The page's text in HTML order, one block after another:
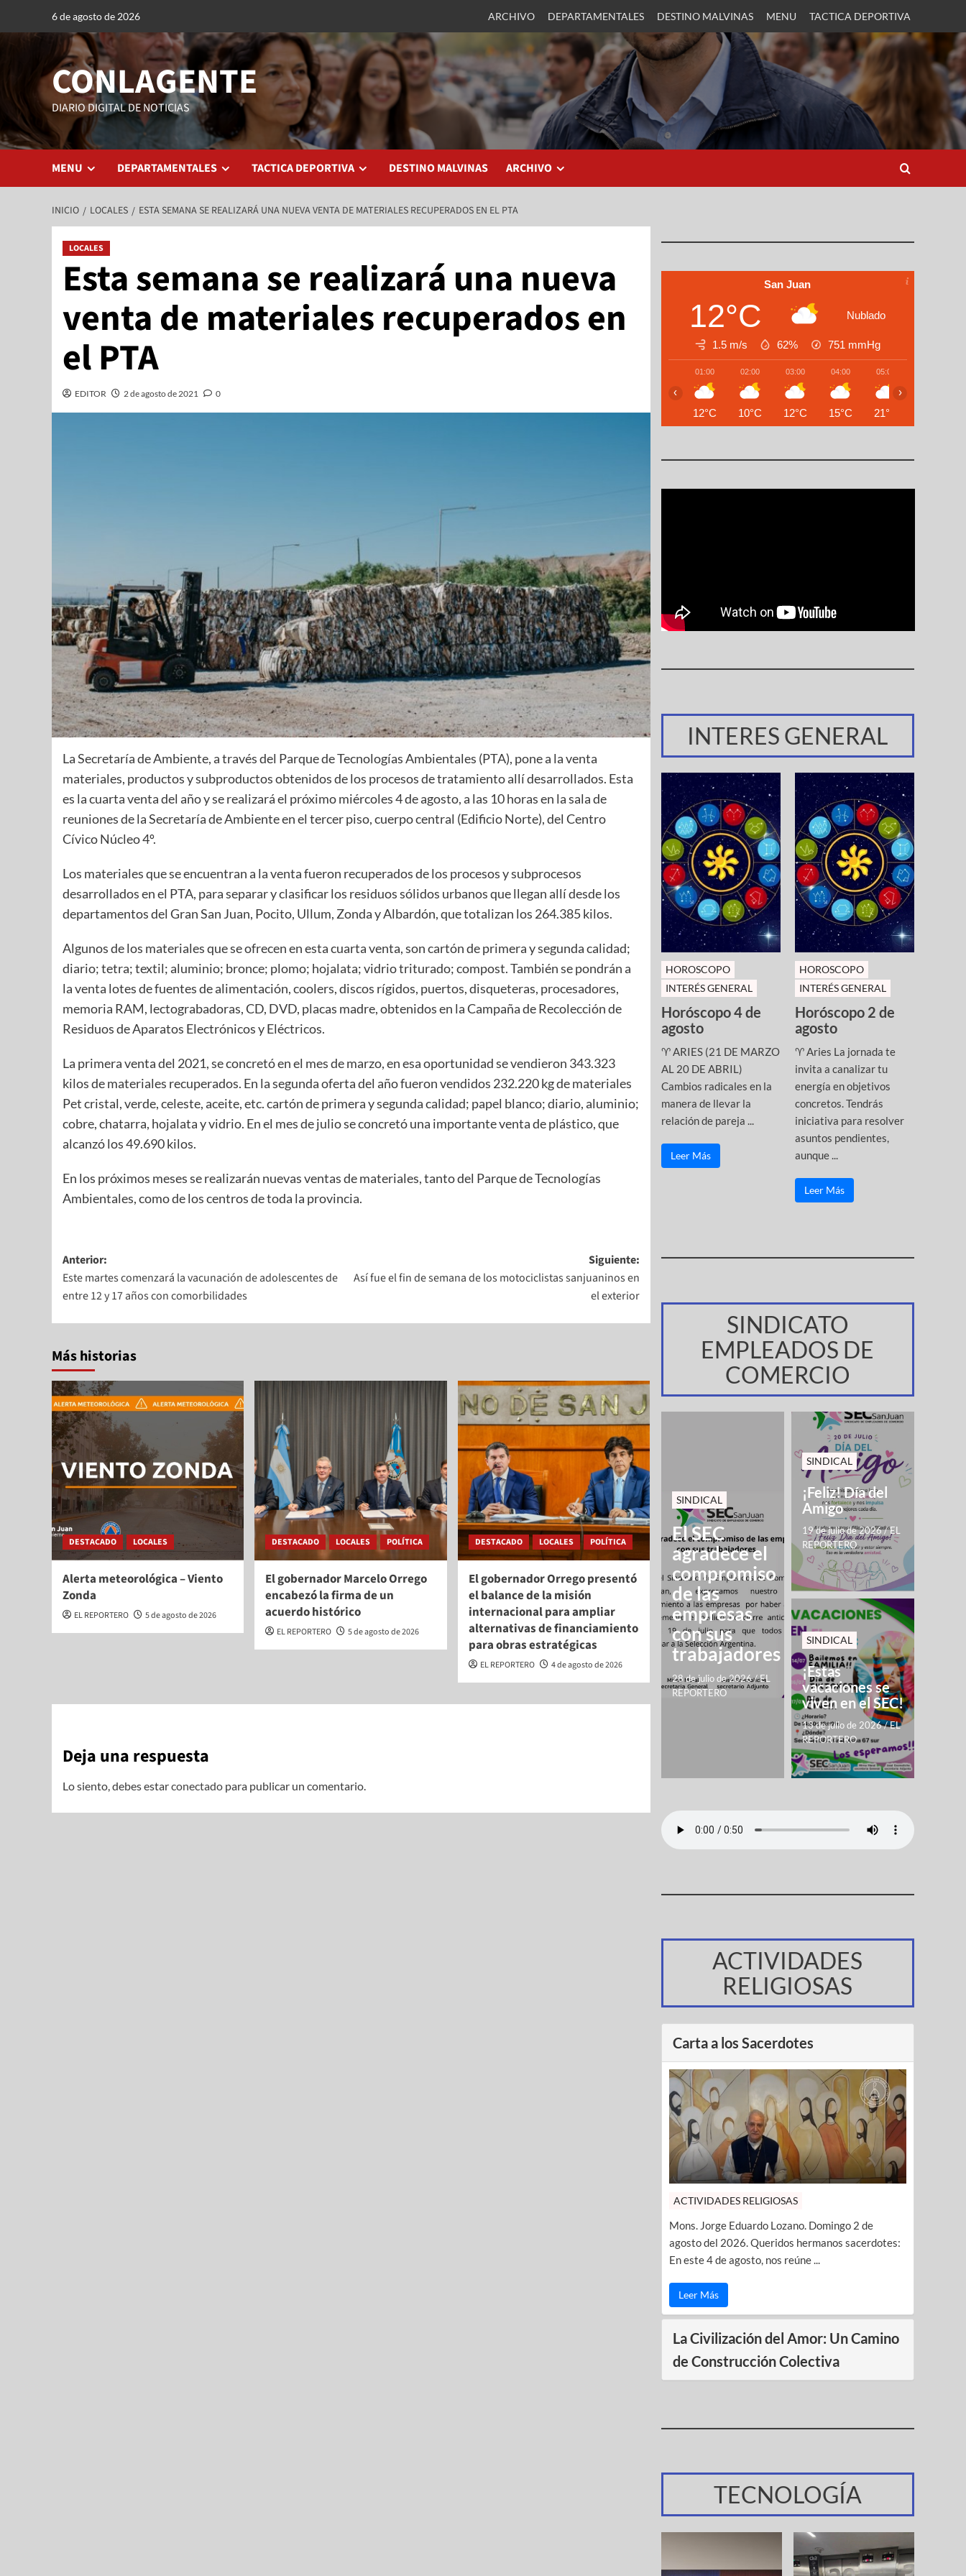
6 de agosto de 2026 ARCHIVO DEPARTAMENTALES DESTINO MALVINAS MENU TACTICA DEPORTIVA
CONLAGENTE
DIARIO DIGITAL DE NOTICIAS
MENU DEPARTAMENTALES TACTICA DEPORTIVA DESTINO MALVINAS ARCHIVO
INICIO LOCALES ESTA SEMANA SE REALIZARÁ UNA NUEVA VENTA DE MATERIALES RECUPERADOS EN EL PTA
LOCALES
Esta semana se realizará una nueva
venta de materiales recuperados en
el PTA
EDITOR 2 de agosto de 2021 0
La Secretaría de Ambiente, a través del Parque de Tecnologías Ambientales (PTA), pone a la venta
materiales, productos y subproductos obtenidos de los procesos de tratamiento allí desarrollados. Esta
es la cuarta venta del año y se realizará el próximo miércoles 4 de agosto, a las 10 horas en la sala de
reuniones de la Secretaría de Ambiente en el tercer piso, cuerpo central (Edificio Norte), del Centro
Cívico Núcleo 4º.
Los materiales que se encuentran a la venta fueron recuperados de los procesos y subprocesos
desarrollados en el PTA, para separar y clasificar los residuos sólidos urbanos que llegan allí desde los
departamentos del Gran San Juan, Pocito, Ullum, Zonda y Albardón, que totalizan los 264.385 kilos.
Algunos de los materiales que se ofrecen en esta cuarta venta, son cartón de primera y segunda calidad;
diario; tetra; textil; aluminio; bronce; plomo; hojalata; vidrio triturado; compost. También se pondrán a
la venta lotes de fuentes de alimentación, coolers, discos rígidos, puertos, disqueteras, procesadores,
memoria RAM, lectograbadoras, CD, DVD, placas madre, obtenidos en la Campaña de Recolección de
Residuos de Aparatos Electrónicos y Eléctricos.
La primera venta del 2021, se concretó en el mes de marzo, en esa oportunidad se vendieron 343.323
kilos de materiales recuperados. En la segunda oferta del año fueron vendidos 232.220 kg de materiales
Pet cristal, verde, celeste, aceite, etc. cartón de primera y segunda calidad; papel blanco; diario, aluminio;
cobre, chatarra, hojalata y vidrio. En el mes de julio se concretó una importante venta de plástico, que
alcanzó los 49.690 kilos.
En los próximos meses se realizarán nuevas ventas de materiales, tanto del Parque de Tecnologías
Ambientales, como de los centros de toda la provincia.
Anterior:
Este martes comenzará la vacunación de adolescentes de
entre 12 y 17 años con comorbilidades
Siguiente:
Así fue el fin de semana de los motociclistas sanjuaninos en
el exterior
Más historias
DESTACADO LOCALES
Alerta meteorológica – Viento
Zonda
EL REPORTERO 5 de agosto de 2026
DESTACADO LOCALES POLÍTICA
El gobernador Marcelo Orrego
encabezó la firma de un
acuerdo histórico
EL REPORTERO 5 de agosto de 2026
DESTACADO LOCALES POLÍTICA
El gobernador Orrego presentó
el balance de la misión
internacional para ampliar
alternativas de financiamiento
para obras estratégicas
EL REPORTERO 4 de agosto de 2026
Deja una respuesta
Lo siento, debes estarconectado para publicar un comentario.
San Juan
12°C Nublado
1.5 m/s 62% 751 mmHg
01:00
12°C
02:00
10°C
03:00
12°C
04:00
15°C
05:00
21°C
‹ ›
INTERES GENERAL
HOROSCOPO
INTERÉS GENERAL
Horóscopo 4 de
agosto
♈ ARIES (21 DE MARZO
AL 20 DE ABRIL)
Cambios radicales en la
manera de llevar la
relación de pareja ...
Leer Más
HOROSCOPO
INTERÉS GENERAL
Horóscopo 2 de
agosto
♈ Aries La jornada te
invita a canalizar tu
energía en objetivos
concretos. Tendrás
iniciativa para resolver
asuntos pendientes,
aunque ...
Leer Más
SINDICATO
EMPLEADOS DE
COMERCIO
SINDICAL
El SEC
agradece el
compromiso
de las
empresas
con sus
trabajadores
28 de julio de 2026/EL
REPORTERO
SINDICAL
¡Feliz! Día del
Amigo
19 de julio de 2026/EL
REPORTERO
SINDICAL
¡Estas
vacaciones se
viven en el SEC!
13 de julio de 2026/EL
REPORTERO
ACTIVIDADES
RELIGIOSAS
Carta a los Sacerdotes
ACTIVIDADES RELIGIOSAS
Mons. Jorge Eduardo Lozano. Domingo 2 de
agosto del 2026. Queridos hermanos sacerdotes:
En este 4 de agosto, nos reúne ...
Leer Más
La Civilización del Amor: Un Camino
de Construcción Colectiva
TECNOLOGÍA